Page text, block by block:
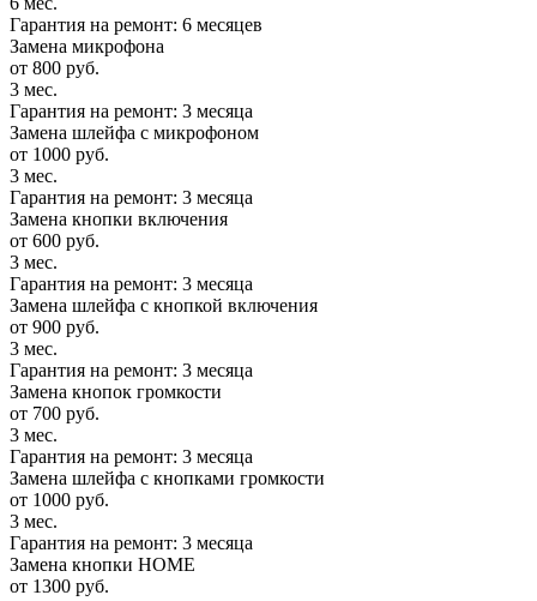
Гарантия на ремонт: 6 месяцев
Замена микрофона
от 800 руб.
3 мес.
Гарантия на ремонт: 3 месяца
Замена шлейфа с микрофоном
от 1000 руб.
3 мес.
Гарантия на ремонт: 3 месяца
Замена кнопки включения
от 600 руб.
3 мес.
Гарантия на ремонт: 3 месяца
Замена шлейфа с кнопкой включения
от 900 руб.
3 мес.
Гарантия на ремонт: 3 месяца
Замена кнопок громкости
от 700 руб.
3 мес.
Гарантия на ремонт: 3 месяца
Замена шлейфа с кнопками громкости
от 1000 руб.
3 мес.
Гарантия на ремонт: 3 месяца
Замена кнопки HOME
от 1300 руб.